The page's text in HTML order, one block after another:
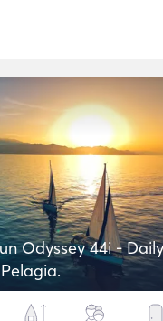
Odyssey 44i -